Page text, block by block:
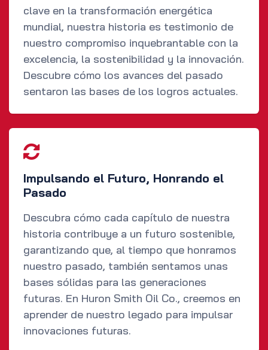
clave en la transformación energética
mundial, nuestra historia es testimonio de
nuestro compromiso inquebrantable con la
excelencia, la sostenibilidad y la innovación.
Descubre cómo los avances del pasado
sentaron las bases de los logros actuales.
Impulsando el Futuro, Honrando el
Pasado
Descubra cómo cada capítulo de nuestra
historia contribuye a un futuro sostenible,
garantizando que, al tiempo que honramos
nuestro pasado, también sentamos unas
bases sólidas para las generaciones
futuras. En Huron Smith Oil Co., creemos en
aprender de nuestro legado para impulsar
innovaciones futuras.